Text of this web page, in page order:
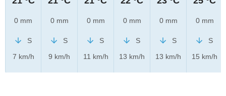
0 mm
S
7 km/h
0 mm
S
9 km/h
0 mm
S
11 km/h
0 mm
S
13 km/h
0 mm
S
13 km/h
0 mm
S
15 km/h